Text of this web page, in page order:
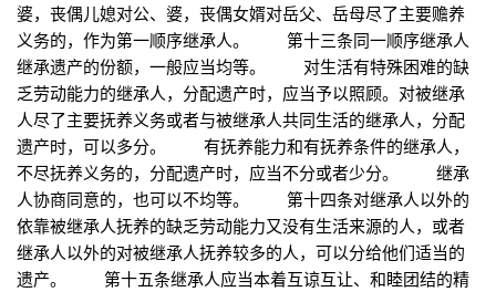
婆，丧偶儿媳对公、婆，丧偶女婿对岳父、岳母尽了主要赡养
义务的，作为第一顺序继承人。 第十三条同一顺序继承人
继承遗产的份额，一般应当均等。 对生活有特殊困难的缺
乏劳动能力的继承人，分配遗产时，应当予以照顾。对被继承
人尽了主要抚养义务或者与被继承人共同生活的继承人，分配
遗产时，可以多分。 有抚养能力和有抚养条件的继承人，
不尽抚养义务的，分配遗产时，应当不分或者少分。 继承
人协商同意的，也可以不均等。 第十四条对继承人以外的
依靠被继承人抚养的缺乏劳动能力又没有生活来源的人，或者
继承人以外的对被继承人抚养较多的人，可以分给他们适当的
遗产。 第十五条继承人应当本着互谅互让、和睦团结的精